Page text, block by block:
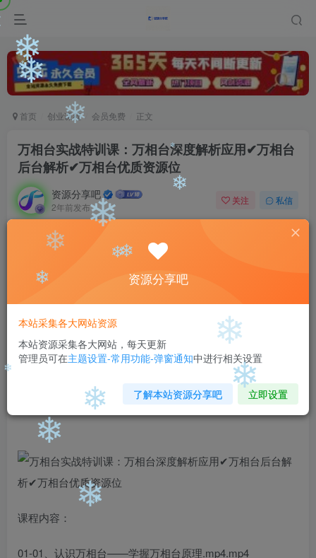
首页 创业课程 会员免费 正文
万相台实战特训课：万相台深度解析应用✔万相台
后台解析✔万相台优质资源位
资源分享吧
2年前发布
关注 私信
此内容为付费阅读，请付费后查看
9.9
黄金会员免费 钻石会员 免费
您当前未登录！建议登陆后购买，可保存购买订单
付费阅读
课程内容：
01-01、认识万相台——学握万相台原理.mp4.mp4
资源分享吧
本站采集各大网站资源
本站资源采集各大网站，每天更新
管理员可在主题设置-常用功能-弹窗通知中进行相关设置
了解本站资源分享吧 立即设置
❄
❄
❄ ❄
❄
❄
❄
❄
❄
❄
❄
❄
❄
❄